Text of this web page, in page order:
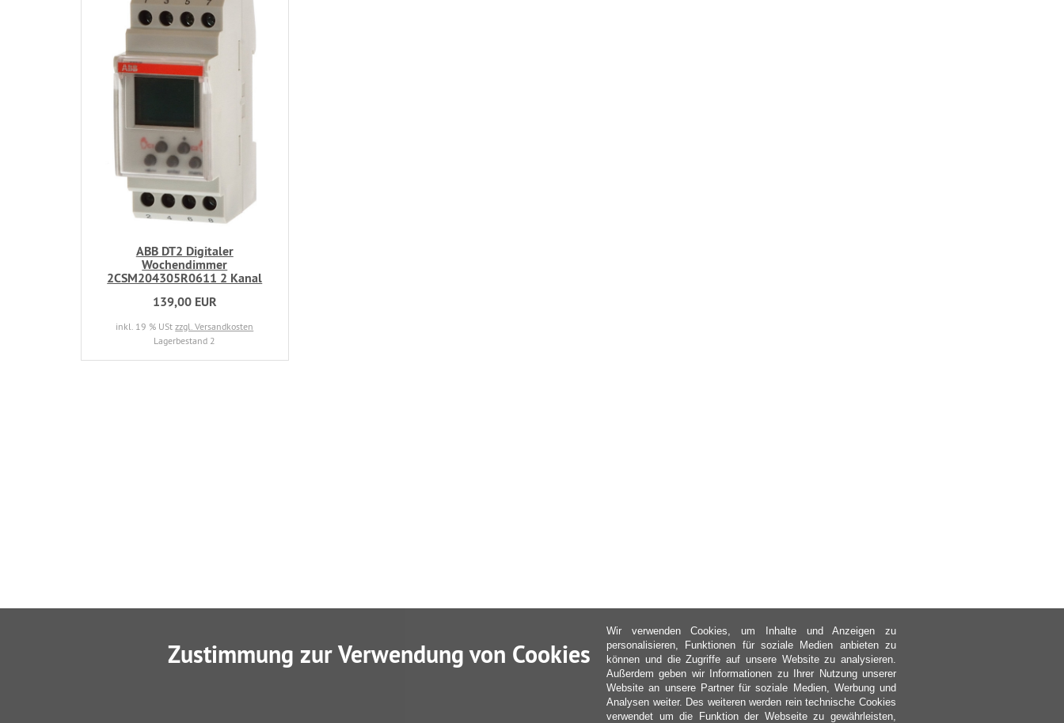
ABB DT2 Digitaler
Wochendimmer
2CSM204305R0611 2 Kanal
139,00 EUR
inkl. 19 % UStzzgl. Versandkosten
Lagerbestand 2
Zustimmung zur Verwendung von Cookies
Wir verwenden Cookies, um Inhalte und Anzeigen zu
personalisieren, Funktionen für soziale Medien anbieten zu
können und die Zugriffe auf unsere Website zu analysieren.
Außerdem geben wir Informationen zu Ihrer Nutzung unserer
Website an unsere Partner für soziale Medien, Werbung und
Analysen weiter. Des weiteren werden rein technische Cookies
verwendet um die Funktion der Webseite zu gewährleisten,